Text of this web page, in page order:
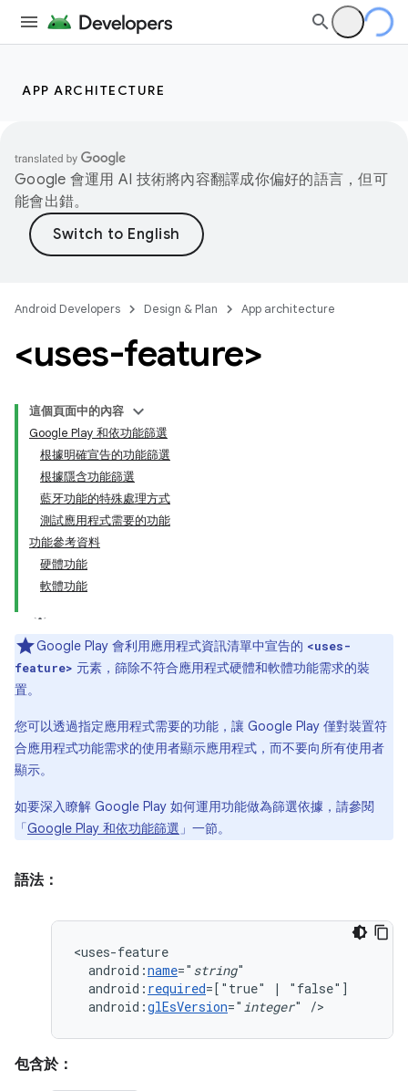
APP ARCHITECTURE
Google 會運用 AI 技術將內容翻譯成你偏好的語言，但可
能會出錯。
Android Developers Design & Plan App architecture
<uses-feature>
這個頁面中的內容
Google Play 和依功能篩選
根據明確宣告的功能篩選
根據隱含功能篩選
藍牙功能的特殊處理方式
測試應用程式需要的功能
功能參考資料
硬體功能
軟體功能
Google Play 會利用應用程式資訊清單中宣告的 <uses-
feature> 元素，篩除不符合應用程式硬體和軟體功能需求的裝
置。
您可以透過指定應用程式需要的功能，讓 Google Play 僅對裝置符
合應用程式功能需求的使用者顯示應用程式，而不要向所有使用者
顯示。
如要深入瞭解 Google Play 如何運用功能做為篩選依據，請參閱
「Google Play 和依功能篩選 」一節。
語法：
android:name=" string
android: required=["true" |
android:glEsVersion=" integer" />
包含於：